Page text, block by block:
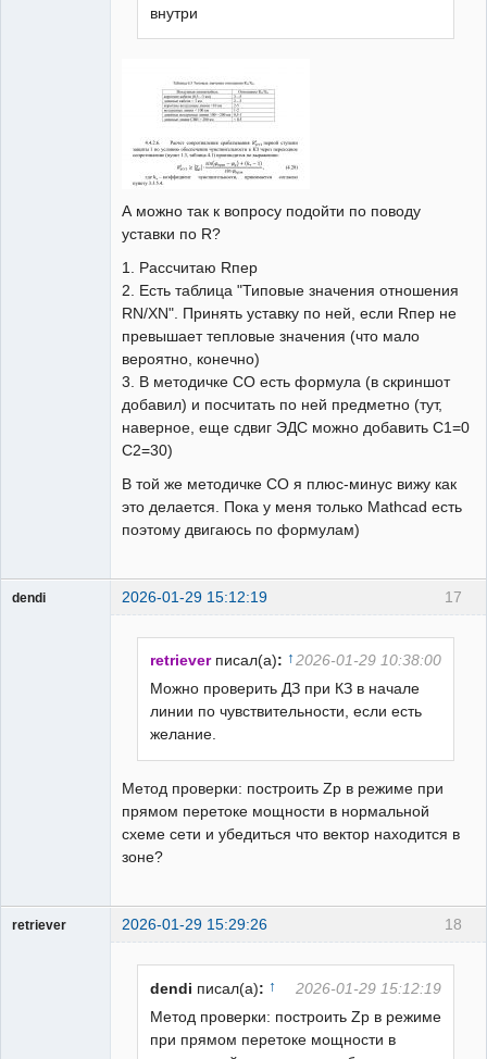
внутри
А можно так к вопросу подойти по поводу
уставки по R?
1. Рассчитаю Rпер
2. Есть таблица "Типовые значения отношения
RN/ХN". Принять уставку по ней, если Rпер не
превышает тепловые значения (что мало
вероятно, конечно)
3. В методичке СО есть формула (в скриншот
добавил) и посчитать по ней предметно (тут,
наверное, еще сдвиг ЭДС можно добавить С1=0
С2=30)
В той же методичке СО я плюс-минус вижу как
это делается. Пока у меня только Mathcad есть
поэтому двигаюсь по формулам)
17
dendi 2026-01-29 15:12:19
retriever писал(а): ↑ 2026-01-29 10:38:00
Можно проверить ДЗ при КЗ в начале
линии по чувствительности, если есть
желание.
Метод проверки: построить Zp в режиме при
прямом перетоке мощности в нормальной
схеме сети и убедиться что вектор находится в
зоне?
18
retriever 2026-01-29 15:29:26
dendi писал(а): ↑
2026-01-29 15:12:19
Метод проверки: построить Zp в режиме
при прямом перетоке мощности в